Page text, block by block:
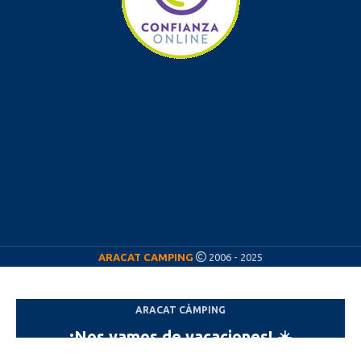
ARACAT CAMPING 2006 - 2025
ARACAT CÁMPING
¡Nos vamos de vacaciones! ☀️